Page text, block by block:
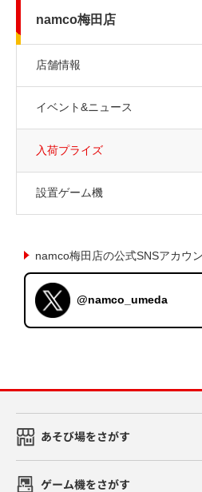
namco梅田店
店舗情報
イベント&ニュース
入荷プライズ
設置ゲーム機
namco梅田店の公式SNSアカウ
@namco_umeda
あそび場をさがす
ゲーム機をさがす